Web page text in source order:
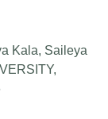
Kala, Saileya